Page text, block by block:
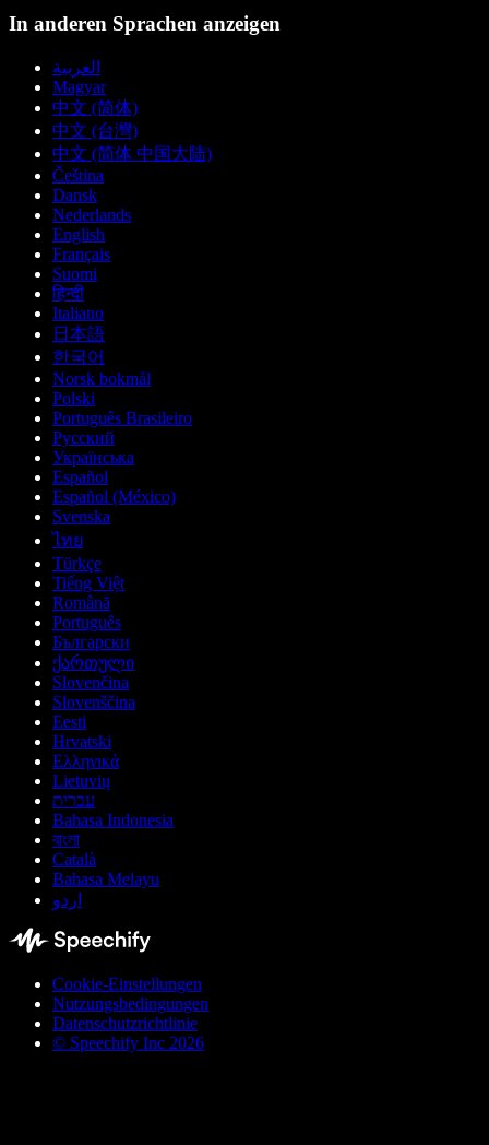
In anderen Sprachen anzeigen
العربية
Magyar
中文 (简体)
中文 (台灣)
中文 (简体 中国大陆)
Čeština
Dansk
Nederlands
English
Français
Suomi
हिन्दी
Italiano
日本語
한국어
Norsk bokmål
Polski
Português Brasileiro
Русский
Українська
Español
Español (México)
Svenska
ไทย
Türkçe
Tiếng Việt
Română
Português
Български
ქართული
Slovenčina
Slovenščina
Eesti
Hrvatski
Ελληνικά
Lietuvių
עברית
Bahasa Indonesia
বাংলা
Català
Bahasa Melayu
اردو
Cookie-Einstellungen
Nutzungsbedingungen
Datenschutzrichtlinie
© Speechify Inc 2026